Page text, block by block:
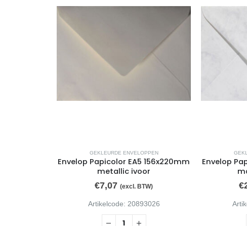
GEKLEURDE ENVELOPPEN
Envelop Papicolor EA5 156x220mm
metallic ivoor
€7,07 (excl. BTW)
Artikelcode: 20893026
Envelop
€